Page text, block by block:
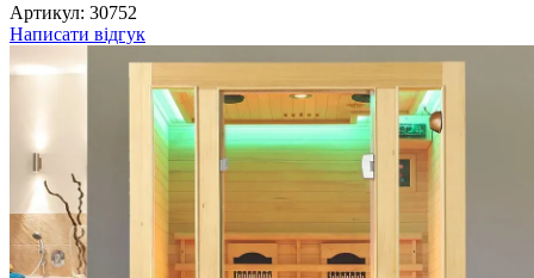
Артикул: 30752
Написати відгук